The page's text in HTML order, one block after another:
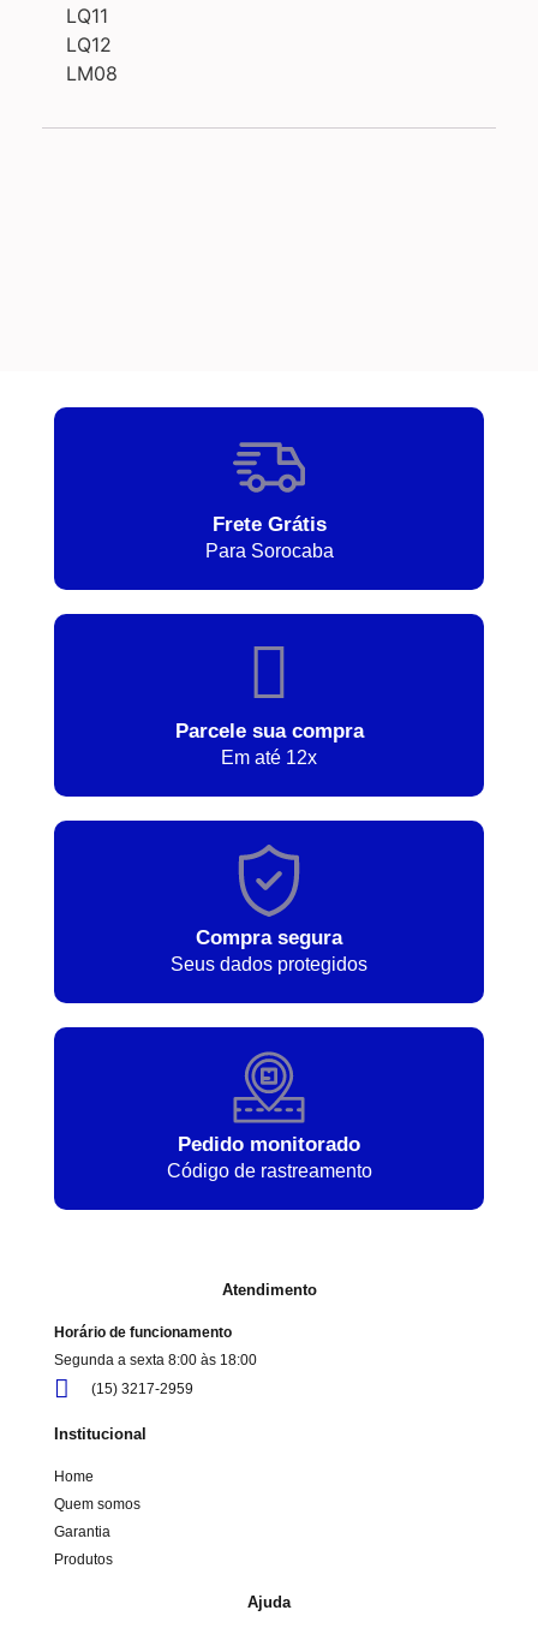
LQ11
LQ12
LM08
Frete Grátis
Para Sorocaba
Parcele sua compra
Em até 12x
Compra segura
Seus dados protegidos
Pedido monitorado
Código de rastreamento
Atendimento
Horário de funcionamento
Segunda a sexta 8:00 às 18:00
(15) 3217-2959
Institucional
Home
Quem somos
Garantia
Produtos
Ajuda